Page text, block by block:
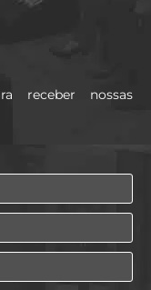
receber nossas